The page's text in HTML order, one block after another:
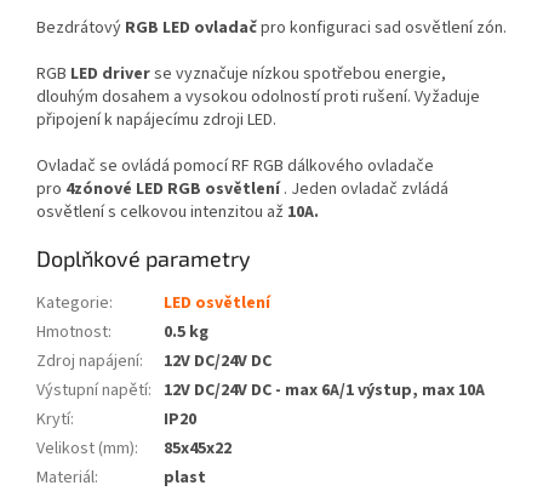
Bezdrátový RGB LED ovladačpro konfiguraci sad osvětlení zón.
RGB LED driverse vyznačuje nízkou spotřebou energie,
dlouhým dosahem a vysokou odolností proti rušení. Vyžaduje
připojení k napájecímu zdroji LED.
Ovladač se ovládá pomocí RF RGB dálkového ovladače
pro 4zónové LED RGB osvětlení. Jeden ovladač zvládá
osvětlení s celkovou intenzitou až 10A.
Doplňkové parametry
Kategorie:
LED osvětlení
Hmotnost:
0.5 kg
Zdroj napájení:
12V DC/24V DC
Výstupní napětí: 12V DC/24V DC - max 6A/1 výstup, max 10A
Krytí:
IP20
Velikost (mm):
85x45x22
Materiál:
plast